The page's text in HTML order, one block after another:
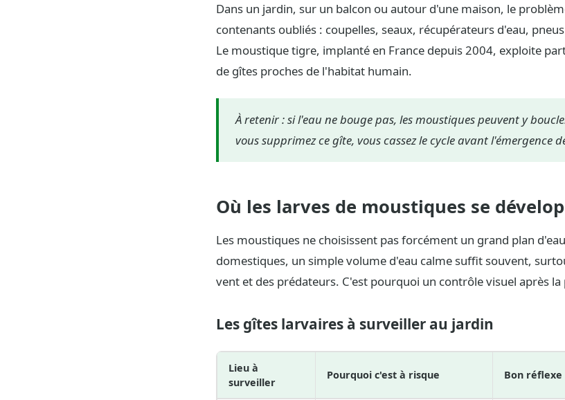
Dans un jardin, sur un balcon ou autour d'une maison, le
contenants oubliés : coupelles, seaux, récupérateurs d'eau,
Le moustique tigre, implanté en France depuis 2004, exploite
de gîtes proches de l'habitat humain.
À retenir : si l'eau ne bouge pas, les moustiques peuvent y
vous supprimez ce gîte, vous cassez le cycle avant l'émergence
Où les larves de moustiques se
Les moustiques ne choisissent pas forcément un grand plan
domestiques, un simple volume d'eau calme suffit souvent,
vent et des prédateurs. C'est pourquoi un contrôle visuel après la
Les gîtes larvaires à surveiller au jardin
Lieu à
surveiller
Pourquoi c'est à risque Bon réflexe